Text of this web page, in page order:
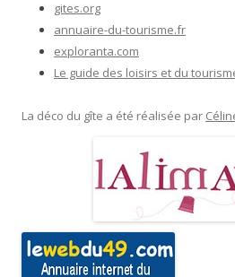
gites.org
annuaire-du-tourisme.fr
exploranta.com
Le guide des loisirs et du
La déco du gîte a été réalisée par